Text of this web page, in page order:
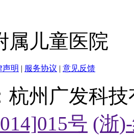
属儿童医院
声明 | 服务协议 | 意见反馈
杭州广发科
号 (浙